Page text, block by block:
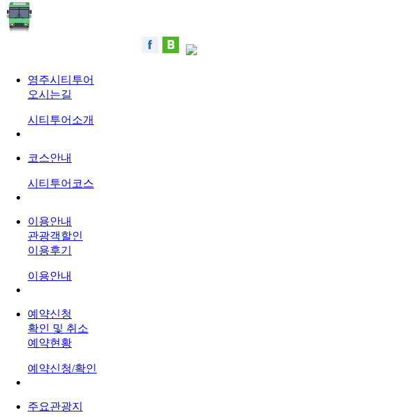
영주시티투어
오시는길
시티투어소개
코스안내
시티투어코스
이용안내
관광객할인
이용후기
이용안내
예약신청
확인 및 취소
예약현황
예약신청/확인
주요관광지